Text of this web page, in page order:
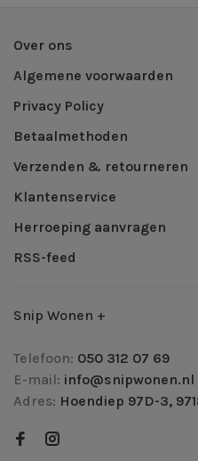
Over ons
Algemene voorwaarden
Privacy Policy
Betaalmethoden
Verzenden & retourneren
Klantenservice
Herroeping aanvragen
RSS-feed
Snip Wonen +
Telefoon: 050 312 07 69
E-mail: info@snipwonen.nl
Adres: Hoendiep 97D-3,